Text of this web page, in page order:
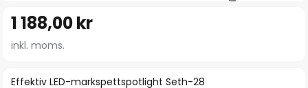
till
början
bildgalleriet
Effektiv LED-markspettspotlight Seth-28
1 188,00 kr
inkl. moms.